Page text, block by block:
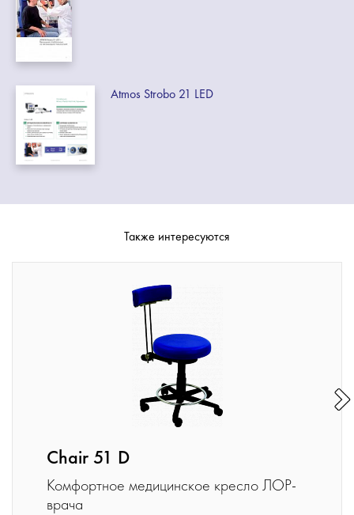
Atmos Strobo 21 LED
Также интересуются
Chair 51 D
Комфортное медицинское кресло ЛОР-
врача